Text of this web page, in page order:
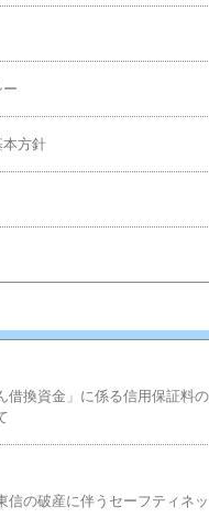
本方針
借換資金」に係る信用保証料
信の破産に伴うセーフティネッ